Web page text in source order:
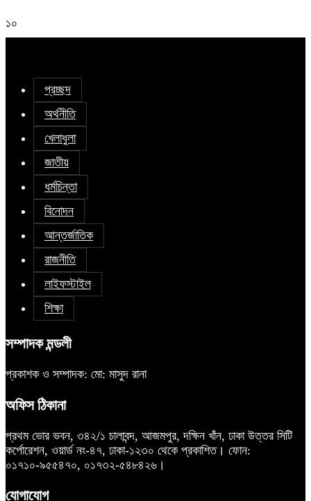
১০
প্রচ্ছদ
অর্থনীতি
খেলাধুলা
জাতীয়
ধর্মচিন্তা
বিনোদন
আন্তর্জাতিক
রাজনীতি
লাইফস্টাইল
শিক্ষা
সম্পাদক মন্ডলী
প্রকাশক ও সম্পাদক: মো: মাসুদ রানা
অফিস ঠিকানা
প্রথম ভোর ভবন, ৩৪২/১ চালাবন্দ, আজমপুর, দক্ষিন খাঁন, ঢাকা উত্তর সিটি
কর্পোরেশন, ওয়ার্ড নং-৪৭, ঢাকা-১২৩০ থেকে প্রকাশিত। ফোন:
০১৭১০-৯৫৫৪৭০, ০১৭৩২-৫৪৮৪২৬।
যোগাযোগ